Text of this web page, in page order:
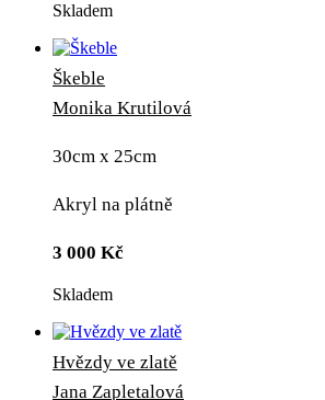
Skladem
Škeble
Monika Krutilová
30cm x 25cm
Akryl na plátně
3 000 Kč
Skladem
Hvězdy ve zlatě
Jana Zapletalová